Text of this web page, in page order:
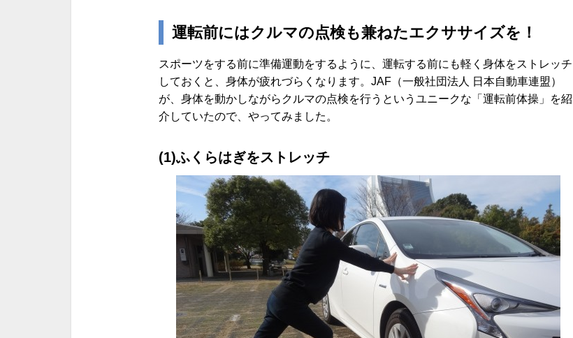
運転前にはクルマの点検も兼ねたエクササイズを！
スポーツをする前に準備運動をするように、運転する前にも軽く身体をストレッチ
しておくと、身体が疲れづらくなります。JAF（一般社団法人 日本自動車連盟）
が、身体を動かしながらクルマの点検を行うというユニークな「運転前体操」を紹
介していたので、やってみました。
(1)ふくらはぎをストレッチ